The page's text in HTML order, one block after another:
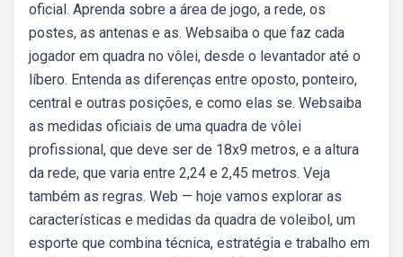
oficial. Aprenda sobre a área de jogo, a rede, os
postes, as antenas e as. Websaiba o que faz cada
jogador em quadra no vôlei, desde o levantador até o
líbero. Entenda as diferenças entre oposto, ponteiro,
central e outras posições, e como elas se. Websaiba
as medidas oficiais de uma quadra de vôlei
profissional, que deve ser de 18x9 metros, e a altura
da rede, que varia entre 2,24 e 2,45 metros. Veja
também as regras. Web — hoje vamos explorar as
características e medidas da quadra de voleibol, um
esporte que combina técnica, estratégia e trabalho em